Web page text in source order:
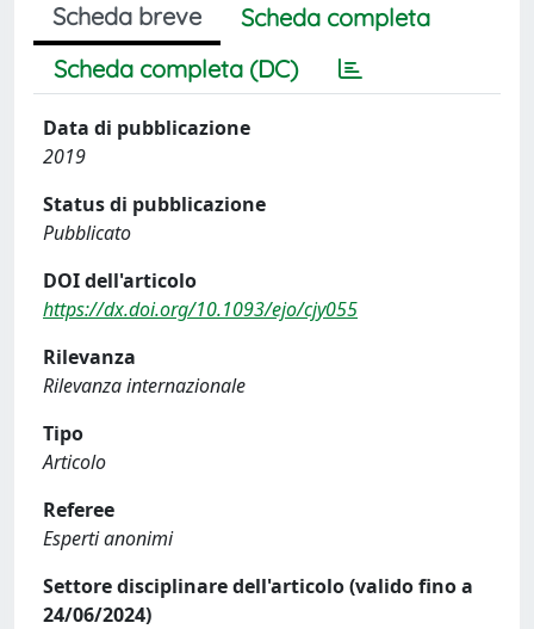
Scheda breve
Scheda completa
Scheda completa (DC)
Data di pubblicazione
2019
Status di pubblicazione
Pubblicato
DOI dell'articolo
https://dx.doi.org/10.1093/ejo/cjy055
Rilevanza
Rilevanza internazionale
Tipo
Articolo
Referee
Esperti anonimi
Settore disciplinare dell'articolo (valido fino a
24/06/2024)